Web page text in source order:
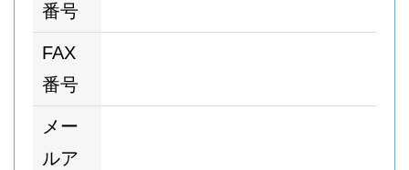
番号
FAX
番号
メー
ルア